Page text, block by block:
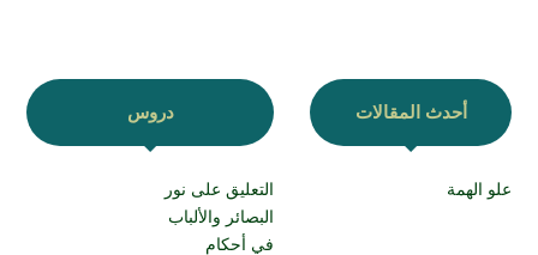
أحدث المقالات
علو الهمة
دروس
التعليق على نور
البصائر والألباب
في أحكام